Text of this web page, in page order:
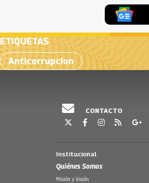
ETIQUETAS
Anticorrupcion
CONTACTO
Institucional
Quiénes Somos
Misión y Visión